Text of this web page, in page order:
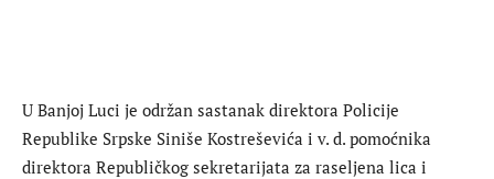
U Banjoj Luci je održan sastanak direktora Policije
Republike Srpske Siniše Kostreševića i v. d. pomoćnika
direktora Republičkog sekretarijata za raseljena lica i